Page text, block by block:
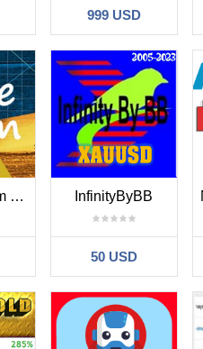
999 USD
EA Mine Farm MT4 InfinityByBB
50 USD